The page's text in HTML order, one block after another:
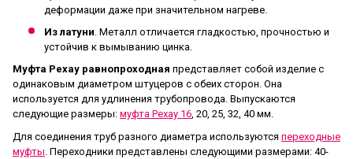
деформации даже при значительном нагреве.
Из латуни . Металл отличается гладкостью, прочностью и
устойчив к вымыванию цинка.
Муфта Рехау равнопроходная представляет собой изделие с
одинаковым диаметром штуцеров с обеих сторон. Она
используется для удлинения трубопровода. Выпускаются
следующие размеры: муфта Рехау 16 , 20, 25, 32, 40 мм.
Для соединения труб разного диаметра используются переходные
муфты . Переходники представлены следующими размерами: 40-